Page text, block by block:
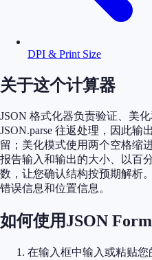
DPI & Print Size
关于这个计算器
JSON 格式化器负责验证、美
JSON.parse 往返处理，因此输
留；美化模式使用两个空格缩
报告输入和输出的大小、以百
数，让您确认结构按预期解析
错误信息和位置信息。
如何使用JSON
在输入框中输入或粘贴您